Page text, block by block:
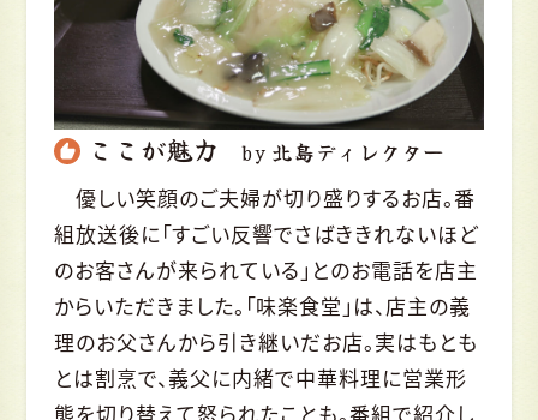
ここが魅力 by 北島ディレクター
優しい笑顔のご夫婦が切り盛りするお店。番
組放送後に「すごい反響でさばききれないほど
のお客さんが来られている」とのお電話を店主
からいただきました。「味楽食堂」は、店主の義
理のお父さんから引き継いだお店。実はもとも
とは割烹で、義父に内緒で中華料理に営業形
態を切り替えて怒られたことも。番組で紹介し